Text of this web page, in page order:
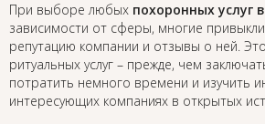
При выборе любых похоронных услуг
зависимости от сферы, многие
репутацию компании и отзывы о ней.
ритуальных услуг – прежде, чем
потратить немного времени и изучить
интересующих компаниях в открытых